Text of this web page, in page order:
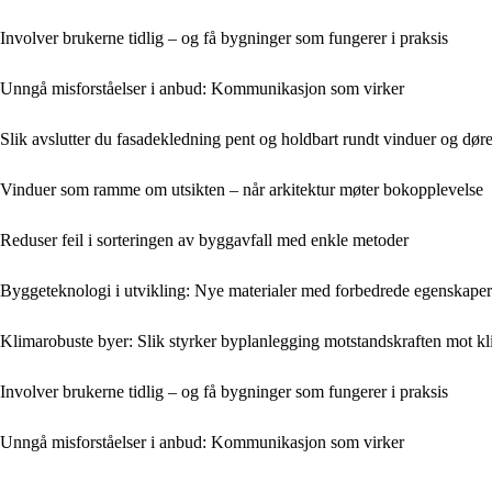
Involver brukerne tidlig – og få bygninger som fungerer i praksis
Unngå misforståelser i anbud: Kommunikasjon som virker
Slik avslutter du fasadekledning pent og holdbart rundt vinduer og
Vinduer som ramme om utsikten – når arkitektur møter bokopplevelse
Reduser feil i sorteringen av byggavfall med enkle metoder
Byggeteknologi i utvikling: Nye materialer med forbedrede egenskaper
Klimarobuste byer: Slik styrker byplanlegging motstandskraften mot
Involver brukerne tidlig – og få bygninger som fungerer i praksis
Unngå misforståelser i anbud: Kommunikasjon som virker